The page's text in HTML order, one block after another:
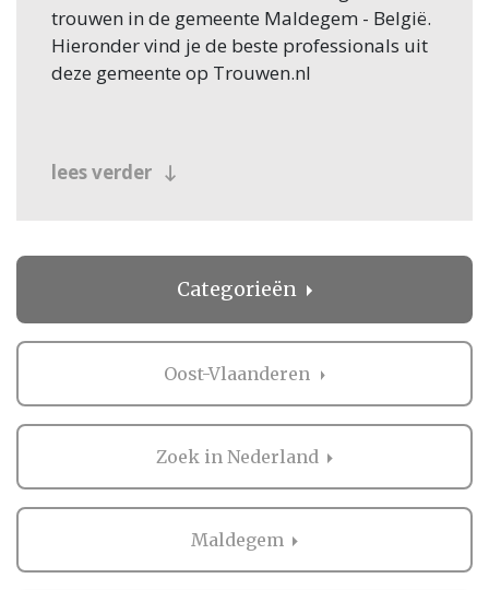
trouwen in de gemeente Maldegem - België.
Hieronder vind je de beste professionals uit
deze gemeente op Trouwen.nl
lees verder
Categorieën
Oost-Vlaanderen
Zoek in Nederland
Maldegem